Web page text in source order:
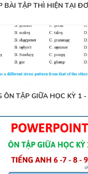
BÀI TẬP THÌ HIỆN TẠI
ÔN TẬP GIỮA HỌC KỲ 1